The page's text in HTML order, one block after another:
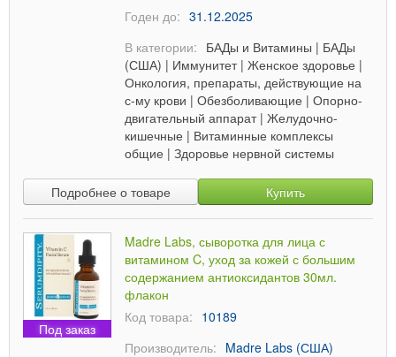
Годен до: 31.12.2025
В категории: БАДы и Витамины | БАДы
(США) | Иммунитет| Женское здоровье |
Онкология, препараты, действующие на
с-му крови | Обезболивающие | Опорно-
двигательный аппарат| Желудочно-
кишечные | Витаминные комплексы
общие | Здоровье нервной системы
Подробнее о товаре Купить
Под заказ
Madre Labs, сыворотка для лица с
витамином C, уход за кожей с большим
содержанием антиоксидантов 30мл.
флакон
Код товара: 10189
Производитель: Madre Labs (США)